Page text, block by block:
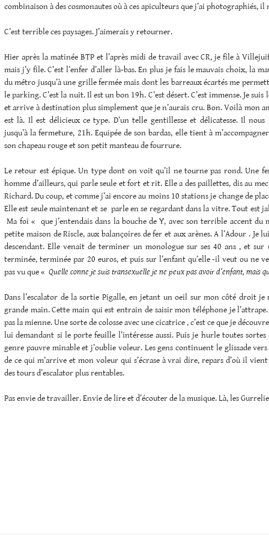
combinaison à des cosmonautes où à ces apiculteurs que j’ai photographiés, il
C’est terrible ces paysages. J’aimerais y retourner.
Hier après la matinée BTP et l’après midi de travail avec CR, je file à
mais j’y file. C’est l’enfer d’aller là-bas. En plus je fais le mauvais choix, la
du métro jusqu’à une grille fermée mais dont les barreaux écartés me
le parking. C’est la nuit. Il est un bon 19h. C’est désert. C’est immense. Je
et arrive à destination plus simplement que je n’aurais cru. Bon. Voilà mon
est là. Il est délicieux ce type. D’un telle gentillesse et délicatesse. Il nous
jusqu’à la fermeture, 21h. Equipée de son bardas, elle tient à
son chapeau rouge et son petit manteau de fourrure.
Le retour est épique. Un type dont on voit qu’il ne tourne pas rond. Une
homme d’ailleurs, qui parle seule et fort et rit. Elle a des paillettes, dis au
Richard. Du coup, et comme j’ai encore au moins 10 stations je change de
Elle est seule maintenant et se parle en se regardant dans la vitre. Tout est
Ma foi « que j’entendais dans la bouche de Y, avec son terrible accent du
petite maison de Riscle, aux balançoires de fer et aux arènes. A l’Adour . Je
descendant. Elle venait de terminer un monologue sur ses 40 ans , et sur
terminée, terminée par 20 euros, et puis sur l’enfant qu’elle -il veut ou ne
pas vu que « Quelle conne je suis transexuelle je ne peux pas avoir d’enfant, mais
Dans l’escalator de la sortie Pigalle, en jetant un oeil sur mon côté droit je
grande main. Cette main qui est entrain de saisir mon téléphone je l’attrape.
pas la mienne. Une sorte de colosse avec une cicatrice , c’est ce que je
lui demandant si le porte feuille l’intéresse aussi. Puis je hurle toutes sortes
genre pauvre minable et j’oublie voleur. Les gens continuent le glissade vers
de ce qui m’arrive et mon voleur qui s’écrase à vrai dire, repars d’où il
des tours d’escalator plus rentables.
Pas envie de travailler. Envie de lire et d’écouter de la musique. Là, les